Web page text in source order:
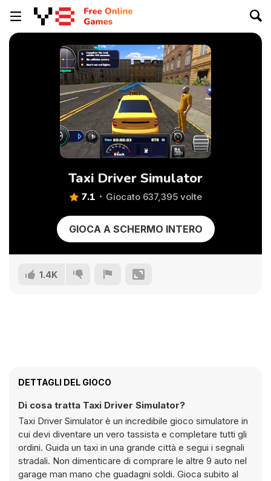
Taxi Driver Simulator
7.1 Giocato 637,395 volte
GIOCA A SCHERMO INTERO
1.4K
DETTAGLI DEL GIOCO
Di cosa tratta Taxi Driver Simulator?
Taxi Driver Simulator è un incredibile gioco simulatore in
cui devi diventare un vero tassista e completare tutti gli
ordini. Guida un taxi in una grande città e segui i segnali
stradali. Non dimenticare di comprare le altre 9 auto nel
garage man mano che guadagni soldi. Gioca subito al